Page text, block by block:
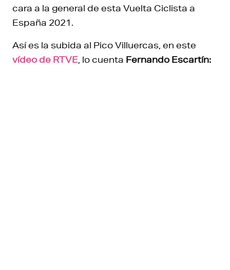
cara a la general de esta Vuelta Ciclista a
España 2021.
Así es la subida al Pico Villuercas, en este
vídeo de RTVE, lo cuenta Fernando Escartín: